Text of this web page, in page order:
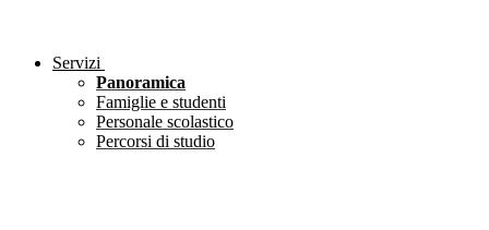
Servizi
Panoramica
Famiglie e studenti
Personale scolastico
Percorsi di studio